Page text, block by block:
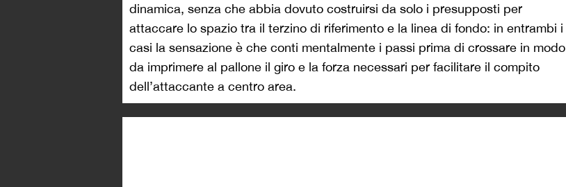
dinamica, senza che abbia dovuto costruirsi da solo i presupposti per
attaccare lo spazio tra il terzino di riferimento e la linea di fondo: in entrambi i
casi la sensazione è che conti mentalmente i passi prima di crossare in modo
da imprimere al pallone il giro e la forza necessari per facilitare il compito
dell’attaccante a centro area.